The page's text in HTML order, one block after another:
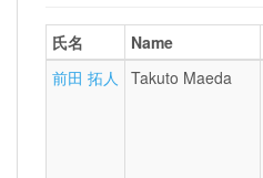
氏名 Name
前田 拓人
Takuto Maeda